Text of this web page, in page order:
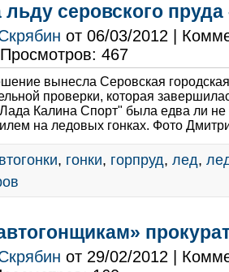
льду серовского
от 06/03/2012 |
Просмотров: 467
вынесла Серовская
проверки, которая
Калина Спорт" была едва ли
на ледовых гонках. Фото
, гонки, горпруд, лед,
от 29/02/2012 |